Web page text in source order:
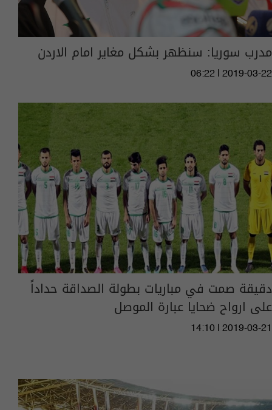
مدرب سوريا: سنظهر بشكل مغاير امام الاردن
06:22 | 2019-03-22
دقيقة صمت في مباريات بطولة الصداقة حداداً
على ارواح ضحايا عبارة الموصل
14:10 | 2019-03-21